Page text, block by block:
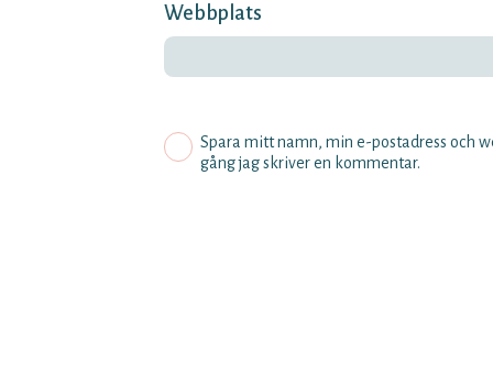
Webbplats
Spara mitt namn, min e-postadress och
gång jag skriver en kommentar.